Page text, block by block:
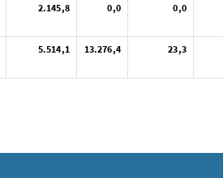
2.145,8 0,0 0,0
5.514,1 13.276,4 23,3